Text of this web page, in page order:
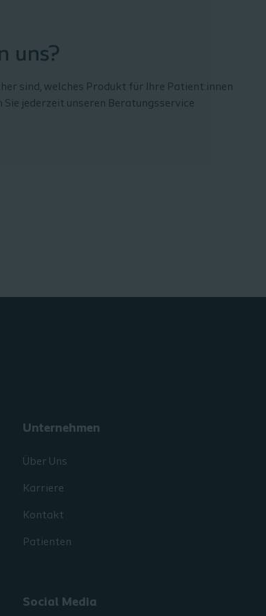
uns?
sind, welches Produkt für Ihre Patient:innen
jederzeit unseren Beratungsservice
Unternehmen
Über Uns
Karriere
Kontakt
Patienten
Social Media